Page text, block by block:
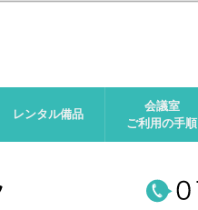
レンタル備品
会議室
ご利用の手順